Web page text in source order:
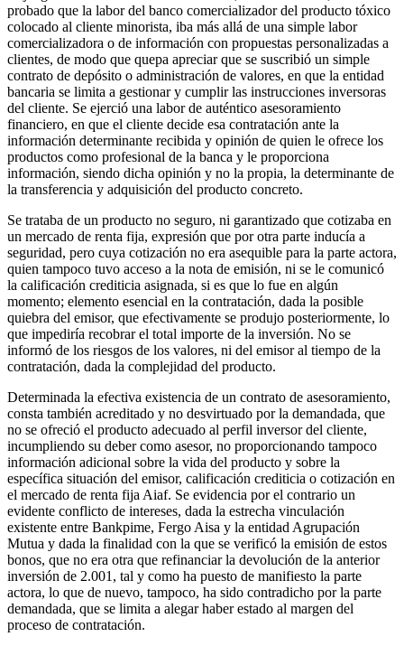
probado que la labor del banco comercializador del producto tóxico
colocado al cliente minorista, iba más allá de una simple labor
comercializadora o de información con propuestas personalizadas a
clientes, de modo que quepa apreciar que se suscribió un simple
contrato de depósito o administración de valores, en que la entidad
bancaria se limita a gestionar y cumplir las instrucciones inversoras
del cliente. Se ejerció una labor de auténtico asesoramiento
financiero, en que el cliente decide esa contratación ante la
información determinante recibida y opinión de quien le ofrece los
productos como profesional de la banca y le proporciona
información, siendo dicha opinión y no la propia, la determinante de
la transferencia y adquisición del producto concreto.
Se trataba de un producto no seguro, ni garantizado que cotizaba en
un mercado de renta fija, expresión que por otra parte inducía a
seguridad, pero cuya cotización no era asequible para la parte actora,
quien tampoco tuvo acceso a la nota de emisión, ni se le comunicó
la calificación crediticia asignada, si es que lo fue en algún
momento; elemento esencial en la contratación, dada la posible
quiebra del emisor, que efectivamente se produjo posteriormente, lo
que impediría recobrar el total importe de la inversión. No se
informó de los riesgos de los valores, ni del emisor al tiempo de la
contratación, dada la complejidad del producto.
Determinada la efectiva existencia de un contrato de asesoramiento,
consta también acreditado y no desvirtuado por la demandada, que
no se ofreció el producto adecuado al perfil inversor del cliente,
incumpliendo su deber como asesor, no proporcionando tampoco
información adicional sobre la vida del producto y sobre la
específica situación del emisor, calificación crediticia o cotización en
el mercado de renta fija Aiaf. Se evidencia por el contrario un
evidente conflicto de intereses, dada la estrecha vinculación
existente entre Bankpime, Fergo Aisa y la entidad Agrupación
Mutua y dada la finalidad con la que se verificó la emisión de estos
bonos, que no era otra que refinanciar la devolución de la anterior
inversión de 2.001, tal y como ha puesto de manifiesto la parte
actora, lo que de nuevo, tampoco, ha sido contradicho por la parte
demandada, que se limita a alegar haber estado al margen del
proceso de contratación.